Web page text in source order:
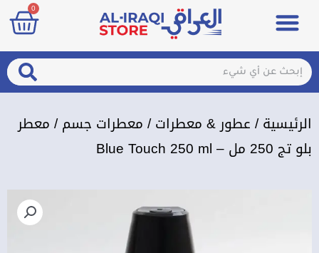
Menu
0
Search
الرئيسية/عطور & معطرات/معطرات جسم/ معطر
بلو تج 250 مل – Blue Touch 250 ml